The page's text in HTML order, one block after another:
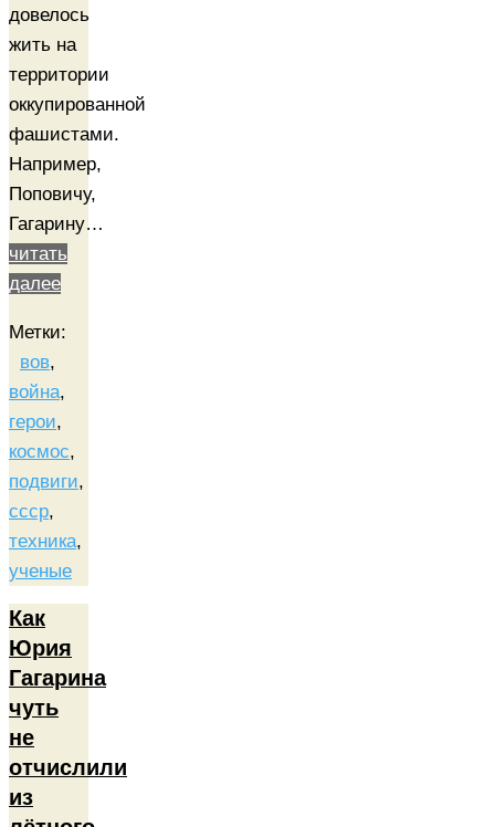
довелось
жить на
территории
оккупированной
фашистами.
Например,
Поповичу,
Гагарину…
читать
далее
Метки:
вов,
война,
герои,
космос,
подвиги,
ссср,
техника,
ученые
Как
Юрия
Гагарина
чуть
не
отчислили
из